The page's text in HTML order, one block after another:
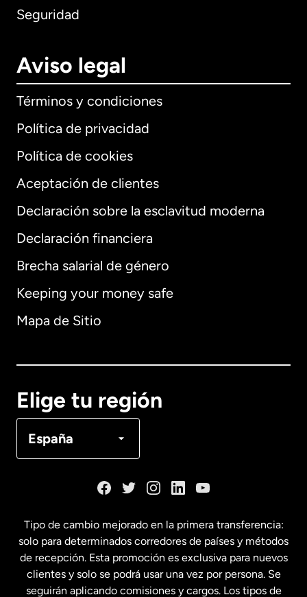
Seguridad
Aviso legal
Términos y condiciones
Política de privacidad
Política de cookies
Aceptación de clientes
Declaración sobre la esclavitud moderna
Declaración financiera
Brecha salarial de género
Keeping your money safe
Mapa de Sitio
Elige tu región
España
Internacional English
Alemania
Français
Estados Unidos English
Tipo de cambio mejorado en la primera transferencia:
solo para determinados corredores de países y métodos
de recepción. Esta promoción es exclusiva para nuevos
clientes y solo se podrá usar una vez por persona. Se
seguirán aplicando comisiones y cargos. Los tipos de